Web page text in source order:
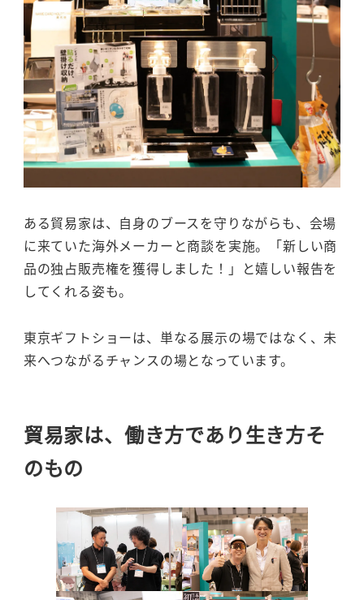
ある貿易家は、自身のブースを守りながらも、会場
に来ていた海外メーカーと商談を実施。「新しい商
品の独占販売権を獲得しました！」と嬉しい報告を
してくれる姿も。
東京ギフトショーは、単なる展示の場ではなく、未
来へつながるチャンスの場となっています。
貿易家は、働き方であり生き方そ
のもの